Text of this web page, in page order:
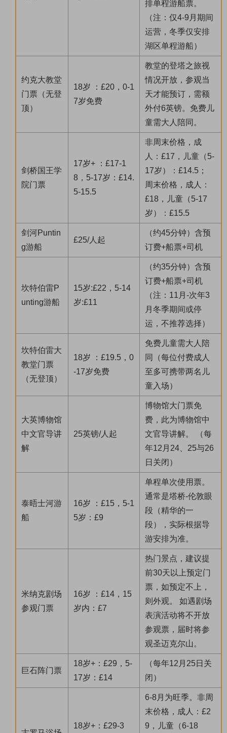
排单程游船票。
（注：仅4-9月期间
运营，冬季仅安排
湖区单程游船）
约克大教堂
门票（无登
顶）
18岁 ：£20，0-1
7岁免费
教堂的登塔之旅视
情况开放，参观当
天才能预订，需额
外付6英镑。免费儿
童需大人陪同。
剑桥国王学
院门票
17岁+ ：£17-1
8，5-17岁：£14.
5-15.5
非周末价格，成
人：£17，儿童（5-
17岁）：£14.5；
周末价格，成人：
£18，儿童（5-17
岁）：£15.5
剑河Puntin
g游船
£25/人起
（约45分钟）含预
订费+船票+司机
坎特伯雷P
unting游船
15岁:£22，5-14
岁:£11
（约35分钟）含预
订费+船票+司机
（注：11月-次年3
月冬季期间或停
运，不推荐选择）
坎特伯雷大
教堂门票
（无登顶）
18岁 ：£19.5，0
-17岁免费
免费儿童需大人陪
同（每位付费成人
至多可携带两名儿
童入场）
大英博物馆
中文官导讲
解
25英镑/人起
博物馆大门票免
费，此为博物馆中
文官导讲解。 （每
年12月24、25与26
日关闭）
泰晤士河游
船
16岁 ：£15，5-1
5岁：£9
单程单次使用票。
通常是塔桥-伦敦眼
段（精华的一
段），实际根据导
游安排为准。
米纳克剧场
参观门票
16岁 ：£14，15
岁内：£7
热门景点，建议提
前30天以上预定门
票，如预定不上，
则外观。 如遇剧场
表演活动将不开放
参观票，届时将参
观圣迈克尔山。
巨石阵门票
18岁+：£29，5-
17岁：£14
（每年12月25日关
闭）
18岁+：£29-3
6-8月为旺季。非周
末价格，成人：£2
9，儿童（6-18